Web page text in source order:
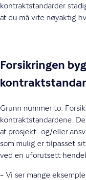
kontraktstandarder
at du må vite nøyaktig
Forsikringen
Grunn nummer to:
kontraktstandardene.
at prosjekt- og/eller
som mulig er tilpasset
ved en uforutsett
– Vi ser mange